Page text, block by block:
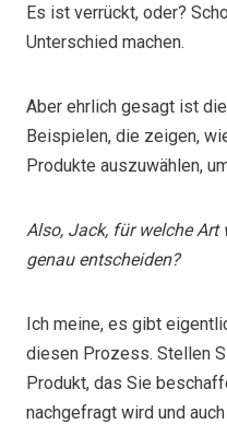
Es ist verrückt, oder?
Unterschied machen.
Aber ehrlich gesagt ist
Beispielen, die zeigen,
Produkte auszuwählen,
Also, Jack, für welche
genau entscheiden?
Ich meine, es gibt
diesen Prozess. Stellen
Produkt, das Sie
nachgefragt wird und